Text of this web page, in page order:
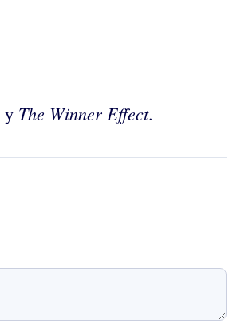
y The Winner Effect.